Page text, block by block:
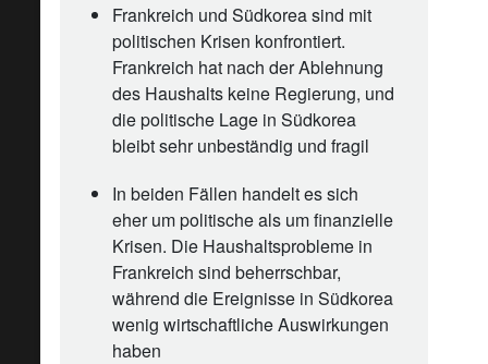
Frankreich und Südkorea sind mit
politischen Krisen konfrontiert.
Frankreich hat nach der Ablehnung
des Haushalts keine Regierung, und
die politische Lage in Südkorea
bleibt sehr unbeständig und fragil
In beiden Fällen handelt es sich
eher um politische als um finanzielle
Krisen. Die Haushaltsprobleme in
Frankreich sind beherrschbar,
während die Ereignisse in Südkorea
wenig wirtschaftliche Auswirkungen
haben